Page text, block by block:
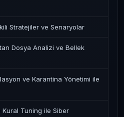
Stratejiler ve Senaryolar
Dosya Analizi ve Bellek
ve Karantina Yönetimi ile
Kural Tuning ile Siber